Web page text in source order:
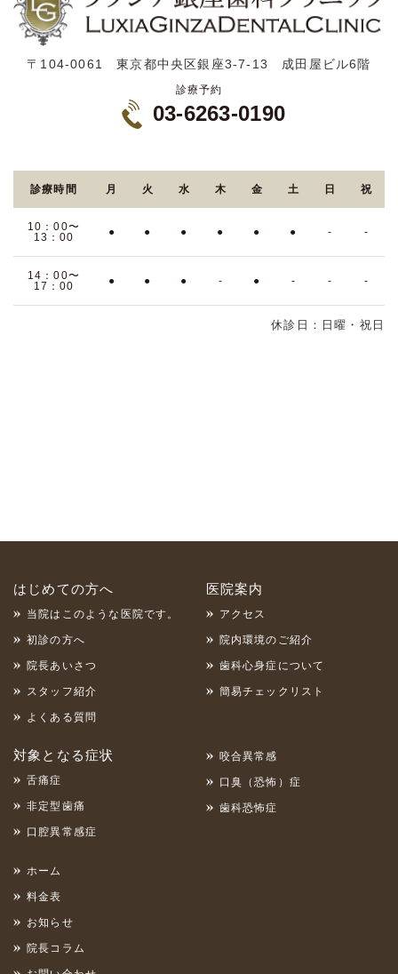
〒104-0061 東京都中央区銀座3-7-13 成田屋ビル6階
診療予約
03-6263-0190
診療時間 月 火 水 木 金 土 日 祝
10：00〜
13：00
● ● ● ● ● ● - -
14：00〜
17：00
● ● ● - ● - - -
休診日：日曜・祝日
はじめての方へ
当院はこのような医院です。
初診の方へ
院長あいさつ
スタッフ紹介
よくある質問
医院案内
アクセス
院内環境のご紹介
歯科心身症について
簡易チェックリスト
対象となる症状
舌痛症
非定型歯痛
口腔異常感症
咬合異常感
口臭（恐怖）症
歯科恐怖症
ホーム
料金表
お知らせ
院長コラム